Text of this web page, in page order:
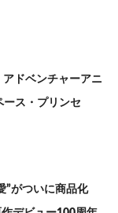
ドベンチャーアニ
ース・プリンセ
”がついに商品化